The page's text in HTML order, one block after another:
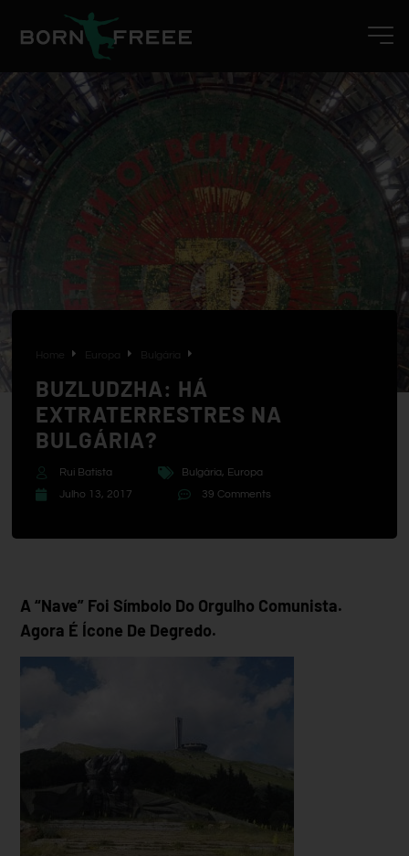
Europa Bulgária
BUZLUDZHA: HÁ
EXTRATERRESTRES NA
BULGÁRIA?
Rui Batista Bulgária, Europa
Julho 13, 2017
39 Comments
A “nave” Foi Símbolo Do Orgulho Comunista.
Agora É Ícone De Degredo.